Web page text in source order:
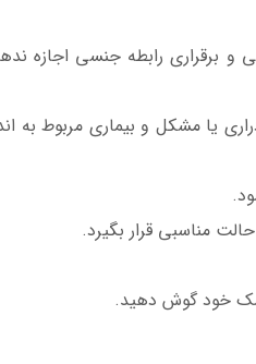
رابطه جنسی اجازه
یا مشکل و بیماری مربوط به
مناسبی قرار بگیرد.
خود گوش دهید.